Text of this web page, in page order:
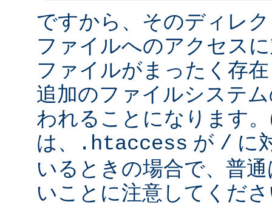
ですから、そのディレ
ファイルへのアクセス
ファイルがまったく存
追加のファイルシステ
われることになります
は、
.htaccess が / に
いるときの場合で、普
いことに注意してくだ